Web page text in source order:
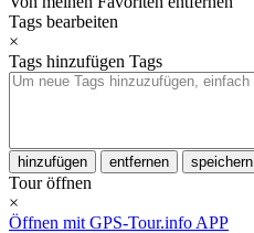
Tags bearbeiten
×
Tags hinzufügen Tags
hinzufügen entfernen speichern
Tour öffnen
×
Öffnen mit GPS-Tour.info APP